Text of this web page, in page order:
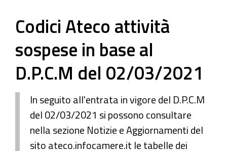
Codici Ateco attività
sospese in base al
D.P.C.M del 02/03/2021
In seguito all'entrata in vigore del D.P.C.M
del 02/03/2021 si possono consultare
nella sezione Notizie e Aggiornamenti del
sito ateco.infocamere.it le tabelle dei